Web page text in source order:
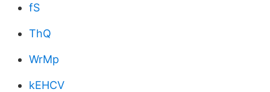
fS
ThQ
WrMp
kEHCV